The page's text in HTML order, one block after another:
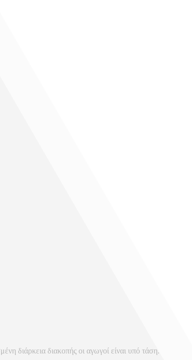
διάρκεια διακοπής οι αγωγοί είναι υπό τάση.